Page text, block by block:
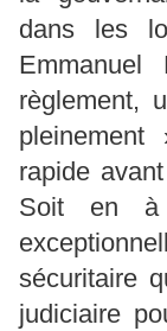
dans les
Emmanuel
règlement,
rapide
Soit en à
sécuritaire
judiciaire